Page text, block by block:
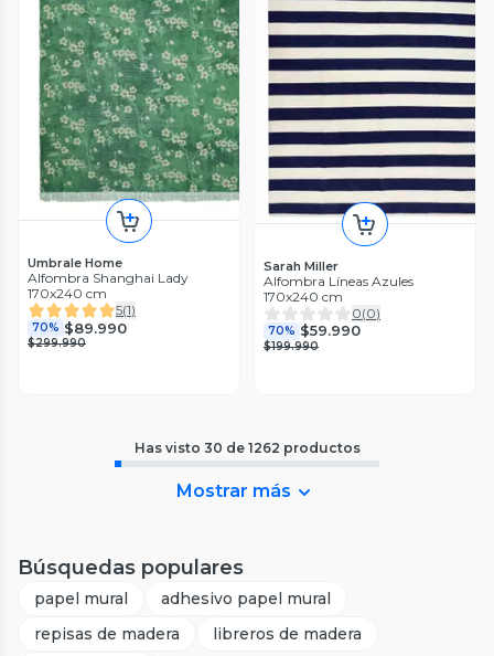
Umbrale Home
Alfombra Shanghai Lady
170x240 cm
5(1)
70% $89.990
$299.990
Sarah Miller
Alfombra Líneas Azules
170x240 cm
0(0)
70% $59.990
$199.990
Has visto 30 de 1262 productos
Mostrar más
Búsquedas populares
papel mural
adhesivo papel mural
repisas de madera
libreros de madera